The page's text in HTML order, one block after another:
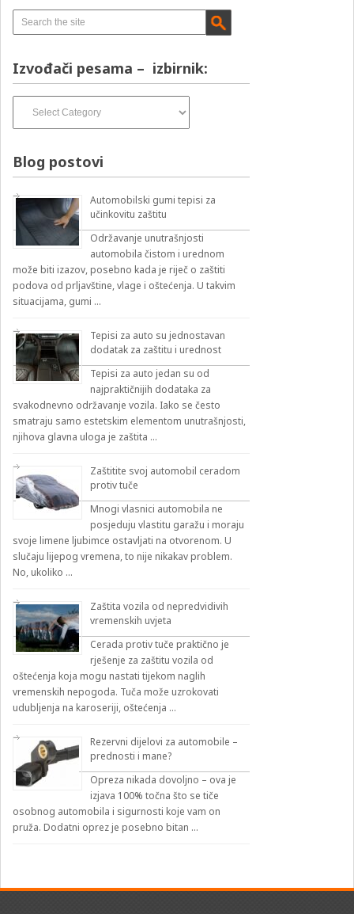
Izvođači pesama – izbirnik:
pesama
Blog postovi
Automobilski gumi tepisi za
učinkovitu zaštitu
Održavanje unutrašnjosti
automobila čistom i urednom
može biti izazov, posebno kada je riječ o zaštiti
podova od prljavštine, vlage i oštećenja. U takvim
situacijama, gumi …
Tepisi za auto su jednostavan
dodatak za zaštitu i urednost
Tepisi za auto jedan su od
najpraktičnijih dodataka za
svakodnevno održavanje vozila. Iako se često
smatraju samo estetskim elementom unutrašnjosti,
njihova glavna uloga je zaštita …
Zaštitite svoj automobil ceradom
protiv tuče
Mnogi vlasnici automobila ne
posjeduju vlastitu garažu i moraju
svoje limene ljubimce ostavljati na otvorenom. U
slučaju lijepog vremena, to nije nikakav problem.
No, ukoliko …
Zaštita vozila od nepredvidivih
vremenskih uvjeta
Cerada protiv tuče praktično je
rješenje za zaštitu vozila od
oštećenja koja mogu nastati tijekom naglih
vremenskih nepogoda. Tuča može uzrokovati
udubljenja na karoseriji, oštećenja …
Rezervni dijelovi za automobile –
prednosti i mane?
Opreza nikada dovoljno – ova je
izjava 100% točna što se tiče
osobnog automobila i sigurnosti koje vam on
pruža. Dodatni oprez je posebno bitan …